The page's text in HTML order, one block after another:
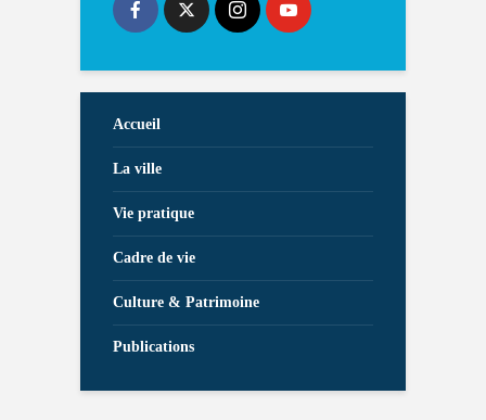
Accueil
La ville
Vie pratique
Cadre de vie
Culture & Patrimoine
Publications